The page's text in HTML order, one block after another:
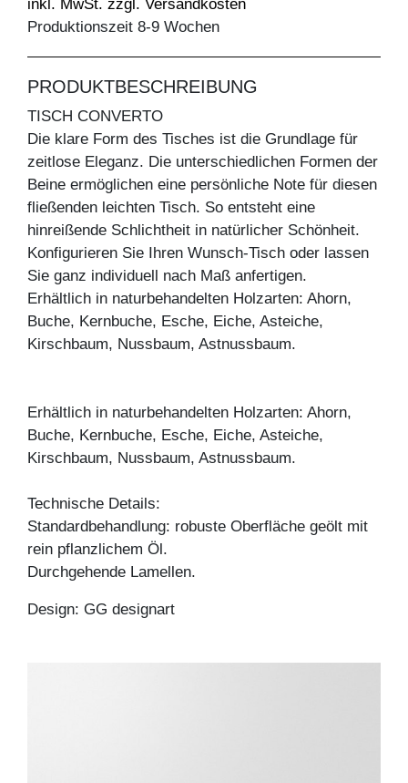
inkl. MwSt. zzgl. Versandkosten
Produktionszeit 8-9 Wochen
PRODUKTBESCHREIBUNG
TISCH CONVERTO
Die klare Form des Tisches ist die Grundlage für
zeitlose Eleganz. Die unterschiedlichen Formen der
Beine ermöglichen eine persönliche Note für diesen
fließenden leichten Tisch. So entsteht eine
hinreißende Schlichtheit in natürlicher Schönheit.
Konfigurieren Sie Ihren Wunsch-Tisch oder lassen
Sie ganz individuell nach Maß anfertigen.
Erhältlich in naturbehandelten Holzarten: Ahorn,
Buche, Kernbuche, Esche, Eiche, Asteiche,
Kirschbaum, Nussbaum, Astnussbaum.
Erhältlich in naturbehandelten Holzarten: Ahorn,
Buche, Kernbuche, Esche, Eiche, Asteiche,
Kirschbaum, Nussbaum, Astnussbaum.
Technische Details:
Standardbehandlung: robuste Oberfläche geölt mit
rein pflanzlichem Öl.
Durchgehende Lamellen.
Design: GG designart